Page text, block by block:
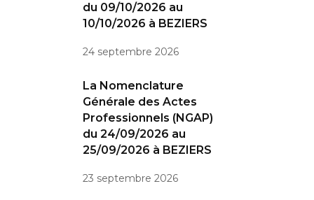
du 09/10/2026 au
10/10/2026 à BEZIERS
24 septembre 2026
La Nomenclature
Générale des Actes
Professionnels (NGAP)
du 24/09/2026 au
25/09/2026 à BEZIERS
23 septembre 2026